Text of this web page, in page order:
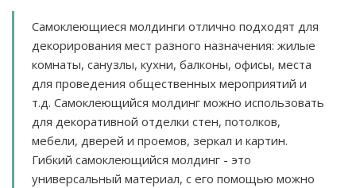
Самоклеющиеся молдинги отлично подходят для
декорирования мест разного назначения: жилые
комнаты, санузлы, кухни, балконы, офисы, места
для проведения общественных мероприятий и
т.д. Самоклеющийся молдинг можно использовать
для декоративной отделки стен, потолков,
мебели, дверей и проемов, зеркал и картин.
Гибкий самоклеющийся молдинг - это
универсальный материал, с его помощью можно